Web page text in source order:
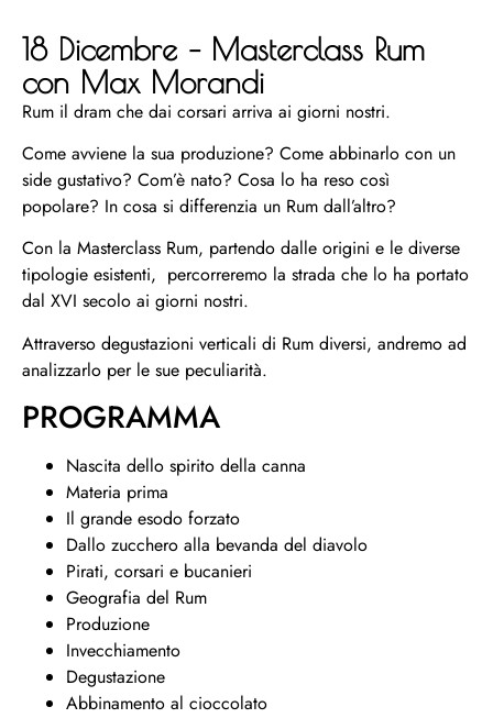
18 Dicembre – Masterclass Rum
con Max Morandi
Rum il dram che dai corsari arriva ai giorni nostri.
Come avviene la sua produzione? Come abbinarlo con un
side gustativo? Com’è nato? Cosa lo ha reso così
popolare? In cosa si differenzia un Rum dall’altro?
Con la Masterclass Rum, partendo dalle origini e le diverse
tipologie esistenti, percorreremo la strada che lo ha portato
dal XVI secolo ai giorni nostri.
Attraverso degustazioni verticali di Rum diversi, andremo ad
analizzarlo per le sue peculiarità.
PROGRAMMA
Nascita dello spirito della canna
Materia prima
Il grande esodo forzato
Dallo zucchero alla bevanda del diavolo
Pirati, corsari e bucanieri
Geografia del Rum
Produzione
Invecchiamento
Degustazione
Abbinamento al cioccolato